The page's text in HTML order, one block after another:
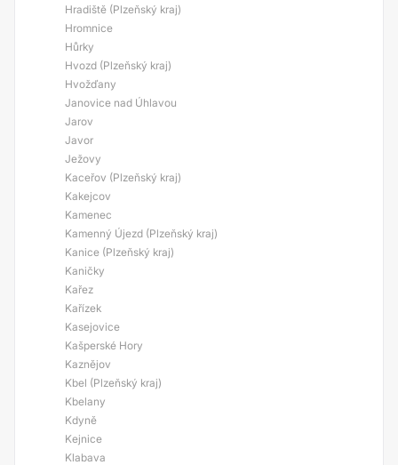
Hradiště (Plzeňský kraj)
Hromnice
Hůrky
Hvozd (Plzeňský kraj)
Hvožďany
Janovice nad Úhlavou
Jarov
Javor
Ježovy
Kaceřov (Plzeňský kraj)
Kakejcov
Kamenec
Kamenný Újezd (Plzeňský kraj)
Kanice (Plzeňský kraj)
Kaničky
Kařez
Kařízek
Kasejovice
Kašperské Hory
Kaznějov
Kbel (Plzeňský kraj)
Kbelany
Kdyně
Kejnice
Klabava